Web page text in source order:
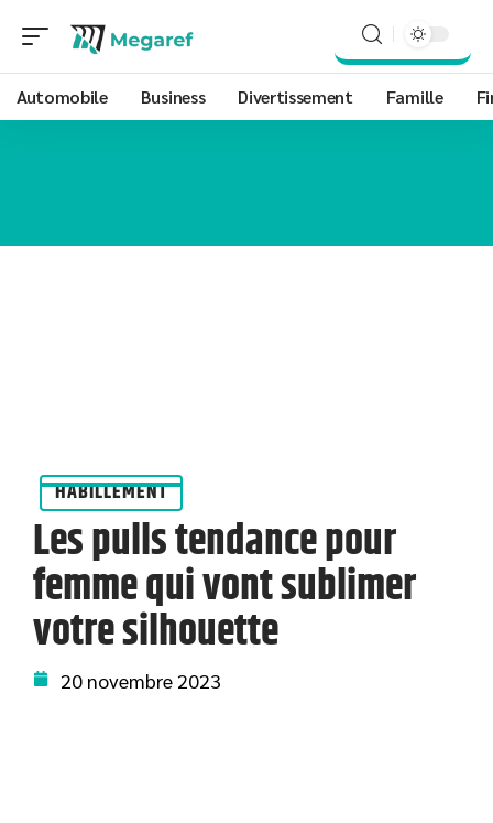
Automobile Business Divertissement Famille
HABILLEMENT
Les pulls tendance pour
femme qui vont sublimer
votre silhouette
20 novembre 2023